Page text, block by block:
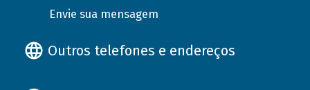
Envie sua mensagem
Outros telefones e endereços